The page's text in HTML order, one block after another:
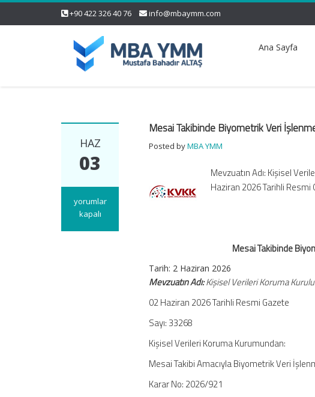
+90 422 326 40 76 info@mbaymm.com
Ana Sayfa
HAZ
03
Mesai
Takibinde
yorumlar
kapalı
Mesai Takibinde Biyometrik Veri
Posted byMBA YMM
Mevzuatın Adı: Kişisel
Haziran 2026 Tarihli Resmi
Mesai Takibinde
Tarih: 2 Haziran 2026
Mevzuatın Adı:Kişisel Verileri Koruma
02 Haziran 2026 Tarihli Resmi Gazete
Sayı: 33268
Kişisel Verileri Koruma Kurumundan:
Mesai Takibi Amacıyla Biyometrik Veri
Karar No: 2026/921